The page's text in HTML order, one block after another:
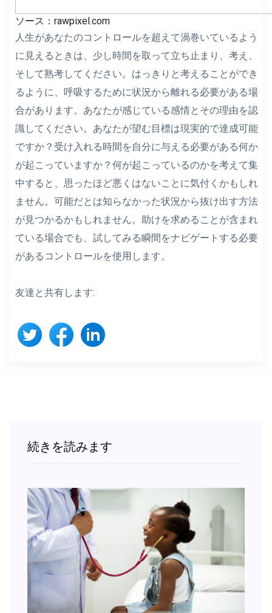
ソース：rawpixel.com
人生があなたのコントロールを超えて渦巻いているよう
に見えるときは、少し時間を取って立ち止まり、考え、
そして熟考してください。はっきりと考えることができ
るように、呼吸するために状況から離れる必要がある場
合があります。あなたが感じている感情とその理由を認
識してください。あなたが望む目標は現実的で達成可能
ですか？受け入れる時間を自分に与える必要がある何か
が起こっていますか？何が起こっているのかを考えて集
中すると、思ったほど悪くはないことに気付くかもしれ
ません。可能だとは知らなかった状況から抜け出す方法
が見つかるかもしれません。助けを求めることが含まれ
ている場合でも、試してみる瞬間をナビゲートする必要
があるコントロールを使用します。
友達と共有します:
続きを読みます